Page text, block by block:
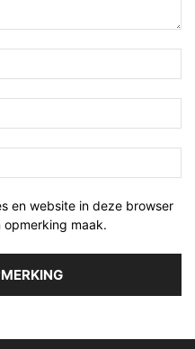
en website in deze browser
maak.